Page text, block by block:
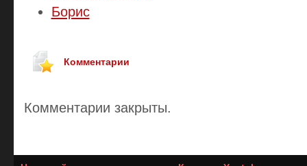
Борис
Комментарии
Комментарии закрыты.